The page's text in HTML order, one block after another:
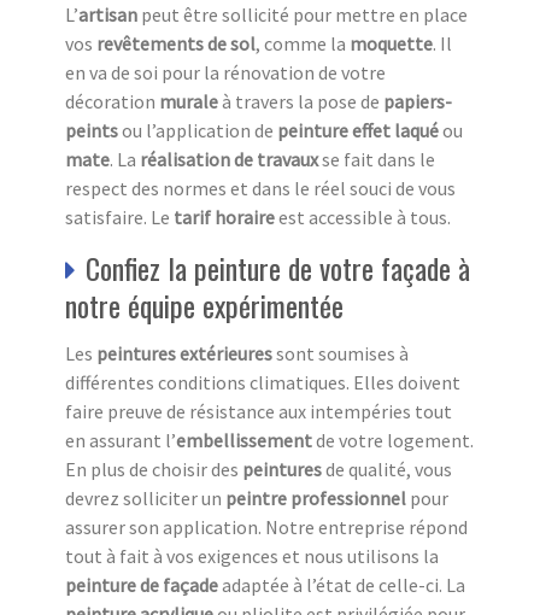
L’artisan peut être sollicité pour mettre en place
vos revêtements de sol, comme la moquette. Il
en va de soi pour la rénovation de votre
décoration muraleà travers la pose de papiers-
peintsou l’application de peinture effet laquéou
mate. La réalisation de travauxse fait dans le
respect des normes et dans le réel souci de vous
satisfaire. Le tarif horaireest accessible à tous.
Confiez la peinture de votre façade à
notre équipe expérimentée
Les peintures extérieuressont soumises à
différentes conditions climatiques. Elles doivent
faire preuve de résistance aux intempéries tout
en assurant l’embellissementde votre logement.
En plus de choisir des peinturesde qualité, vous
devrez solliciter un peintre professionnel pour
assurer son application. Notre entreprise répond
tout à fait à vos exigences et nous utilisons la
peinture de façadeadaptée à l’état de celle-ci. La